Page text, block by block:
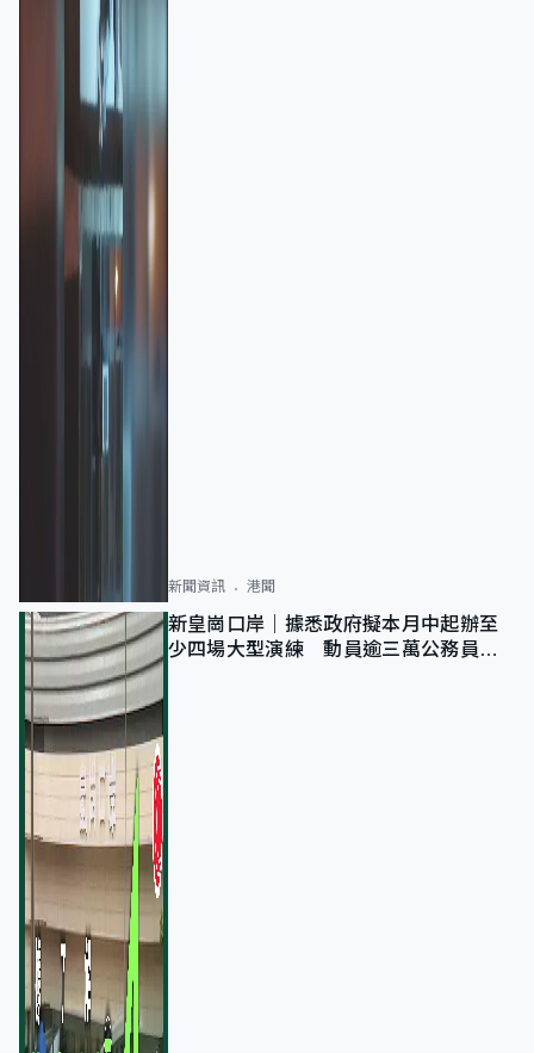
新聞資訊 港聞
新皇崗口岸｜據悉政府擬本月中起辦至
少四場大型演練 動員逾三萬公務員人